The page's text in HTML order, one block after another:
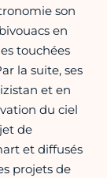
son
en
touchées
la suite, ses
et en
du ciel
de
et diffusés
projets de